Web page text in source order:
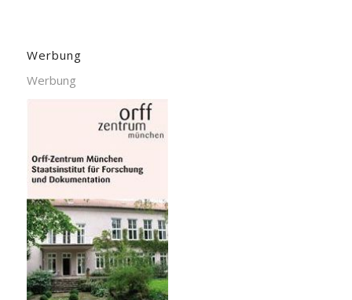
Werbung
Werbung